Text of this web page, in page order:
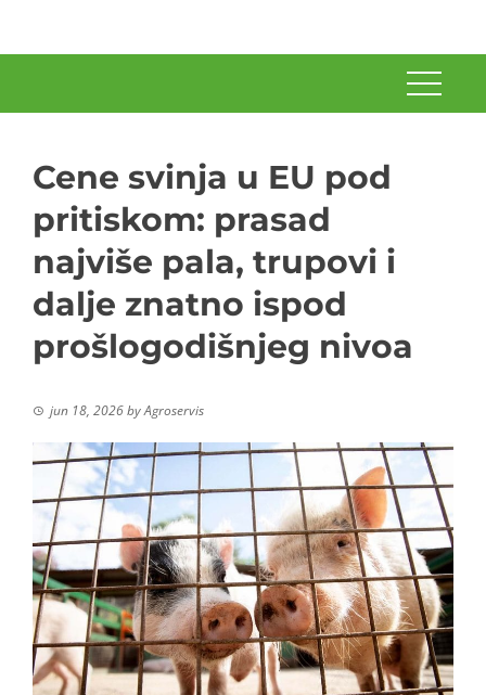
Cene svinja u EU pod
pritiskom: prasad
najviše pala, trupovi i
dalje znatno ispod
prošlogodišnjeg nivoa
jun 18, 2026byAgroservis